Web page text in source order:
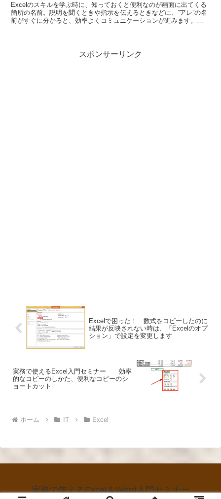
Excelのスキルを学ぶ時に、知っておくと便利なのが画面に出てくる
箇所の名前。説明を聞くときや指示を伝えるときなどに、”アレ”の名
前がすぐに分かると、効率よくコミュニケーションが進みます。
スポンサーリンク
Excelで困った！ 数式をコピーしたのに
結果が反映されない時は、「Excelのオプ
ション」で設定を変更します
実務で使えるExcel入門セミナー 効率
的なコピーのしかた、便利なコピーのシ
ョートカット
ホーム IT Excel
実務で使えるExcel＆Word入門セミナー